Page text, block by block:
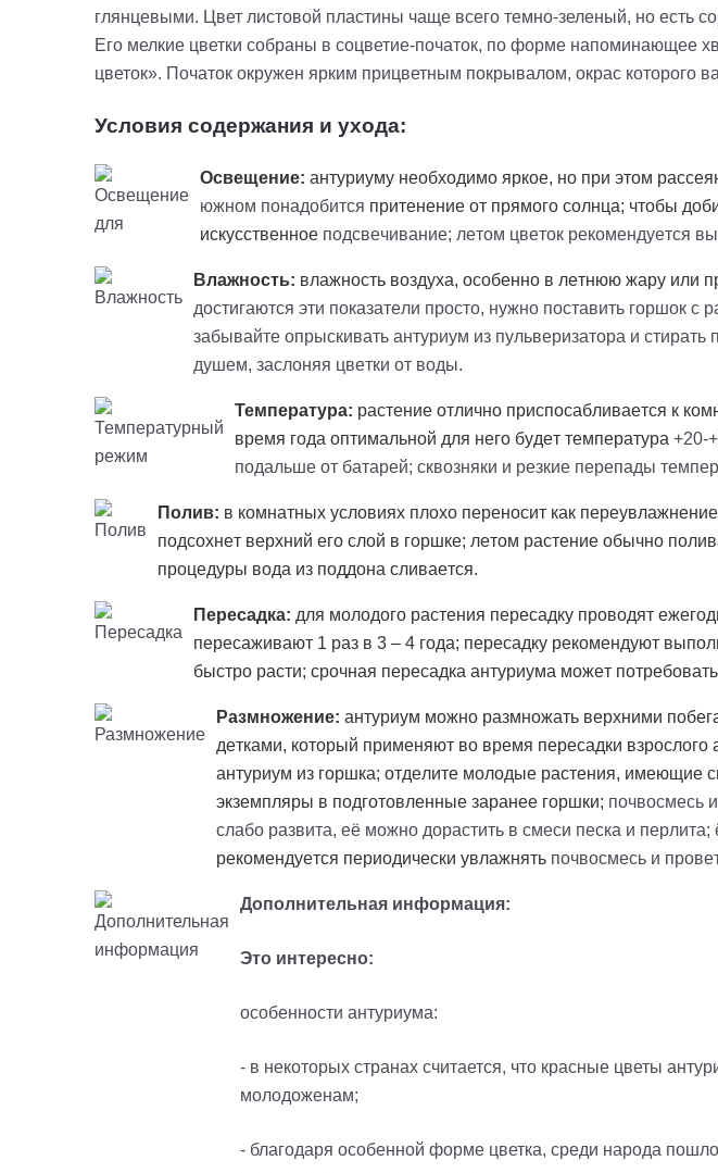
глянцевыми. Цвет листовой пластины чаще всего темно-зеленый, но есть
Его мелкие цветки собраны в соцветие-початок, по форме напоминающее
цветок». Початок окружен ярким прицветным покрывалом, окрас которого
Условия содержания и ухода:
Освещение: антуриуму необходимо яркое, но при этом
южном понадобится притенение от прямого солнца; чтобы
искусственное подсвечивание; летом цветок рекомендуется
Влажность: влажность воздуха, особенно в летнюю жару или
достигаются эти показатели просто, нужно поставить
забывайте опрыскивать антуриум из пульверизатора и
душем, заслоняя цветки от воды.
Температура: растение отлично приспосабливается к
время года оптимальной для него будет температура +20-
подальше от батарей; сквозняки и резкие перепады
Полив: в комнатных условиях плохо переносит как
подсохнет верхний его слой в горшке; летом растение обычно
процедуры вода из поддона сливается.
Пересадка: для молодого растения пересадку проводят
пересаживают 1 раз в 3 – 4 года; пересадку рекомендуют
быстро расти; срочная пересадка антуриума может
Размножение: антуриум можно размножать верхними
детками, который применяют во время пересадки
антуриум из горшка; отделите молодые растения, имеющие
экземпляры в подготовленные заранее горшки; почвосмесь
слабо развита, её можно дорастить в смеси песка и
рекомендуется периодически увлажнять почвосмесь и
Дополнительная информация:
Это интересно:
особенности антуриума:
- в некоторых странах считается, что красные цветы
молодоженам;
- благодаря особенной форме цветка, среди народа